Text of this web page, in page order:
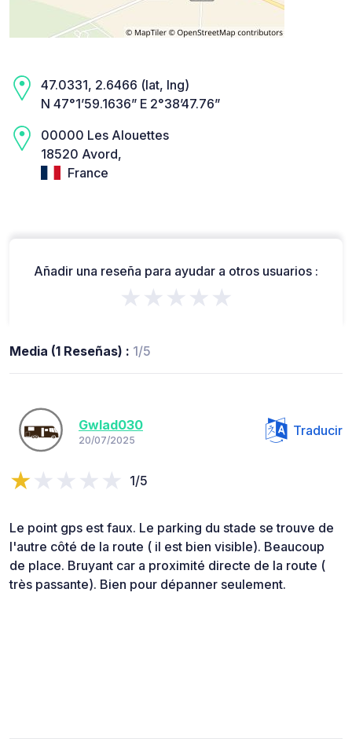
47.0331, 2.6466 (lat, lng)
N 47°1’59.1636” E 2°38’47.76”
00000 Les Alouettes
18520 Avord,
France
Añadir una reseña para ayudar a otros usuarios :
★★★★★
Media (1 Reseñas) : 1/5
Gwlad030
20/07/2025
Traducir
1/5
Le point gps est faux. Le parking du stade se trouve de
l'autre côté de la route ( il est bien visible). Beaucoup
de place. Bruyant car a proximité directe de la route (
très passante). Bien pour dépanner seulement.